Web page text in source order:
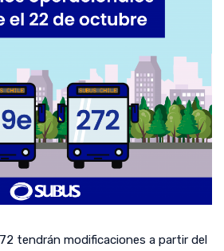
tendrán modificaciones a partir del